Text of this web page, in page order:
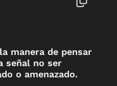
manera de pensar
señal no ser
o amenazado.